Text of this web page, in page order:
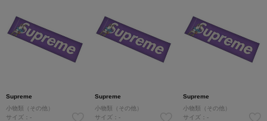
Supreme
小物類（その他）
サイズ：-
Supreme
小物類（その他）
サイズ：-
Supreme
小物類（その他）
サイズ：-